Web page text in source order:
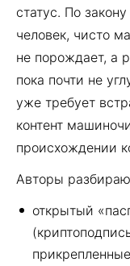
статус. По
человек, чисто
не порождает, а
пока почти не
уже требует
контент
происхождении
Авторы
открытый